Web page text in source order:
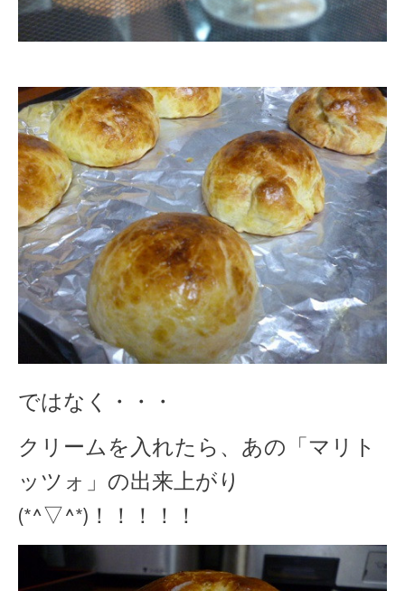
ではなく・・・
クリームを入れたら、あの「マリト
ッツォ」の出来上がり
(*^▽^*)！！！！！